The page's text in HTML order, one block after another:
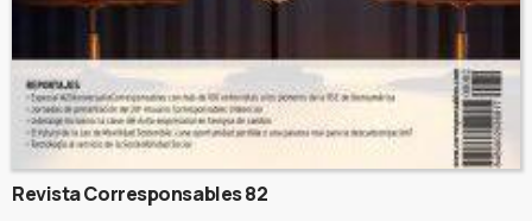
Revista Corresponsables 82